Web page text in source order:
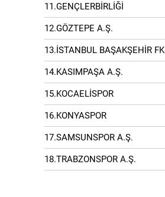
11.GENÇLERBİRLİĞİ
12.GÖZTEPE A.Ş.
13.İSTANBUL BAŞAKŞEHİR FK
14.KASIMPAŞA A.Ş.
15.KOCAELİSPOR
16.KONYASPOR
17.SAMSUNSPOR A.Ş.
18.TRABZONSPOR A.Ş.